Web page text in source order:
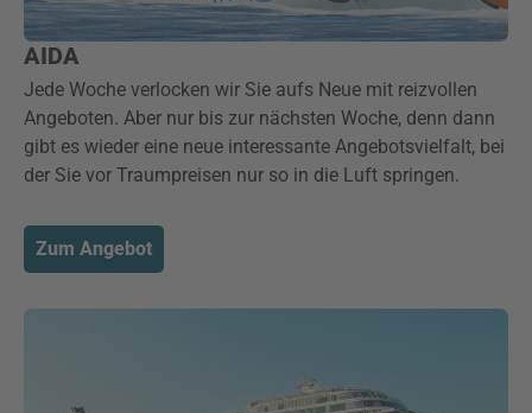
AIDA
Jede Woche verlocken wir Sie aufs Neue mit reizvollen
Angeboten. Aber nur bis zur nächsten Woche, denn dann
gibt es wieder eine neue interessante Angebotsvielfalt, bei
der Sie vor Traumpreisen nur so in die Luft springen.
Zum Angebot